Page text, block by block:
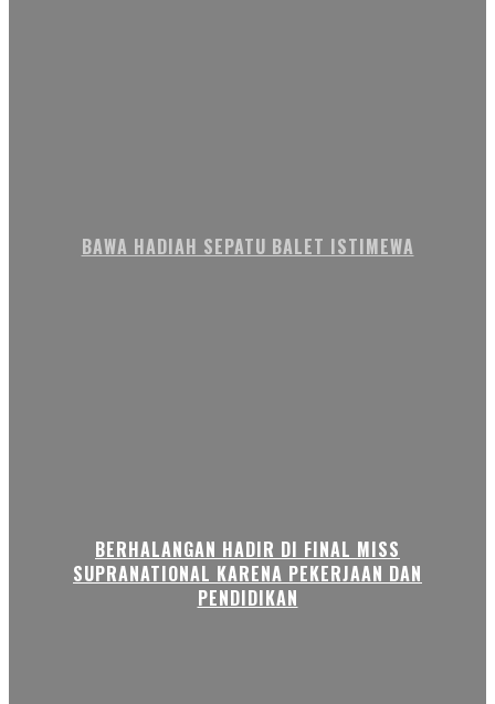
BAWA HADIAH SEPATU BALET ISTIMEWA
BERHALANGAN HADIR DI FINAL MISS
SUPRANATIONAL KARENA PEKERJAAN DAN
PENDIDIKAN